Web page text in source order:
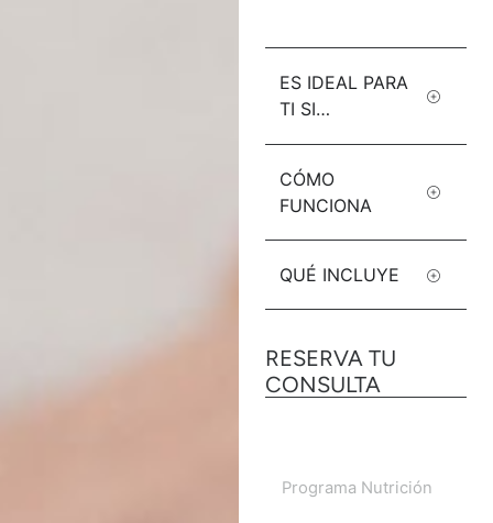
Programa Nutrición
ES IDEAL PARA
TI SI…
CÓMO
FUNCIONA
QUÉ INCLUYE
RESERVA TU
CONSULTA